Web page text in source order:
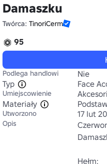
Damaszku
Twórca: TinoriCerm
95
Podlega handlowi
Nie
Typ
Face
Umiejscowienie
Materiały
Utworzono 17 lut
Opis